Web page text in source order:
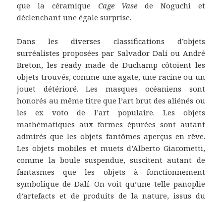
que la céramique Cage Vase de Noguchi et
déclenchant une égale surprise.
Dans les diverses classifications d’objets
surréalistes proposées par Salvador Dalí ou André
Breton, les ready made de Duchamp côtoient les
objets trouvés, comme une agate, une racine ou un
jouet détérioré. Les masques océaniens sont
honorés au même titre que l’art brut des aliénés ou
les ex voto de l’art populaire. Les objets
mathématiques aux formes épurées sont autant
admirés que les objets fantômes aperçus en rêve.
Les objets mobiles et muets d’Alberto Giacometti,
comme la boule suspendue, suscitent autant de
fantasmes que les objets à fonctionnement
symbolique de Dalí. On voit qu’une telle panoplie
d’artefacts et de produits de la nature, issus du